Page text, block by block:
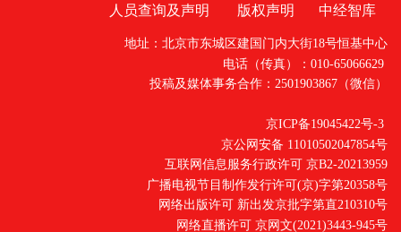
人员查询及声明
版权声明 中经智库
地址：北京市东城区建国门内大街18号恒基中心
电话（传真）：010-65066629
投稿及媒体事务合作：2501903867（微信）
京ICP备19045422号-3
京公网安备 11010502047854号
互联网信息服务行政许可 京B2-20213959
广播电视节目制作发行许可(京)字第20358号
网络出版许可 新出发京批字第直210310号
网络直播许可 京网文(2021)3443-945号